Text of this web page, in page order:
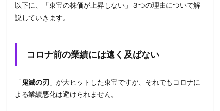
以下に、「東宝の株価が上昇しない」３つの理由について解
説していきます。
コロナ前の業績には遠く及ばない
「鬼滅の刃 」が大ヒットした東宝ですが、それでもコロナに
よる業績悪化は避けられません。